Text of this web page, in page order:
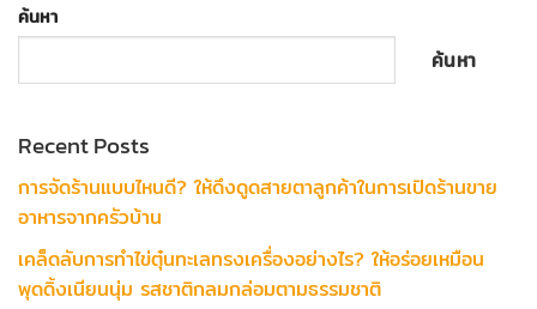
ค้นหา
ค้นหา
Recent Posts
การจัดร้านแบบไหนดี? ให้ดึงดูดสายตาลูกค้าในการเปิดร้านขาย
อาหารจากครัวบ้าน
เคล็ดลับการทำไข่ตุ๋นทะเลทรงเครื่องอย่างไร? ให้อร่อยเหมือน
พุดดิ้งเนียนนุ่ม รสชาติกลมกล่อมตามธรรมชาติ